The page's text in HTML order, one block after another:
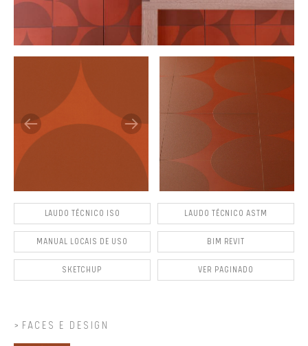
LAUDO TÉCNICO ISO LAUDO TÉCNICO ASTM
MANUAL LOCAIS DE USO BIM REVIT
SKETCHUP VER PAGINADO
FACES E DESIGN